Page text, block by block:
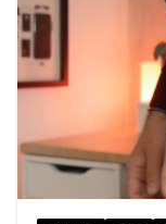
e
e
m
i